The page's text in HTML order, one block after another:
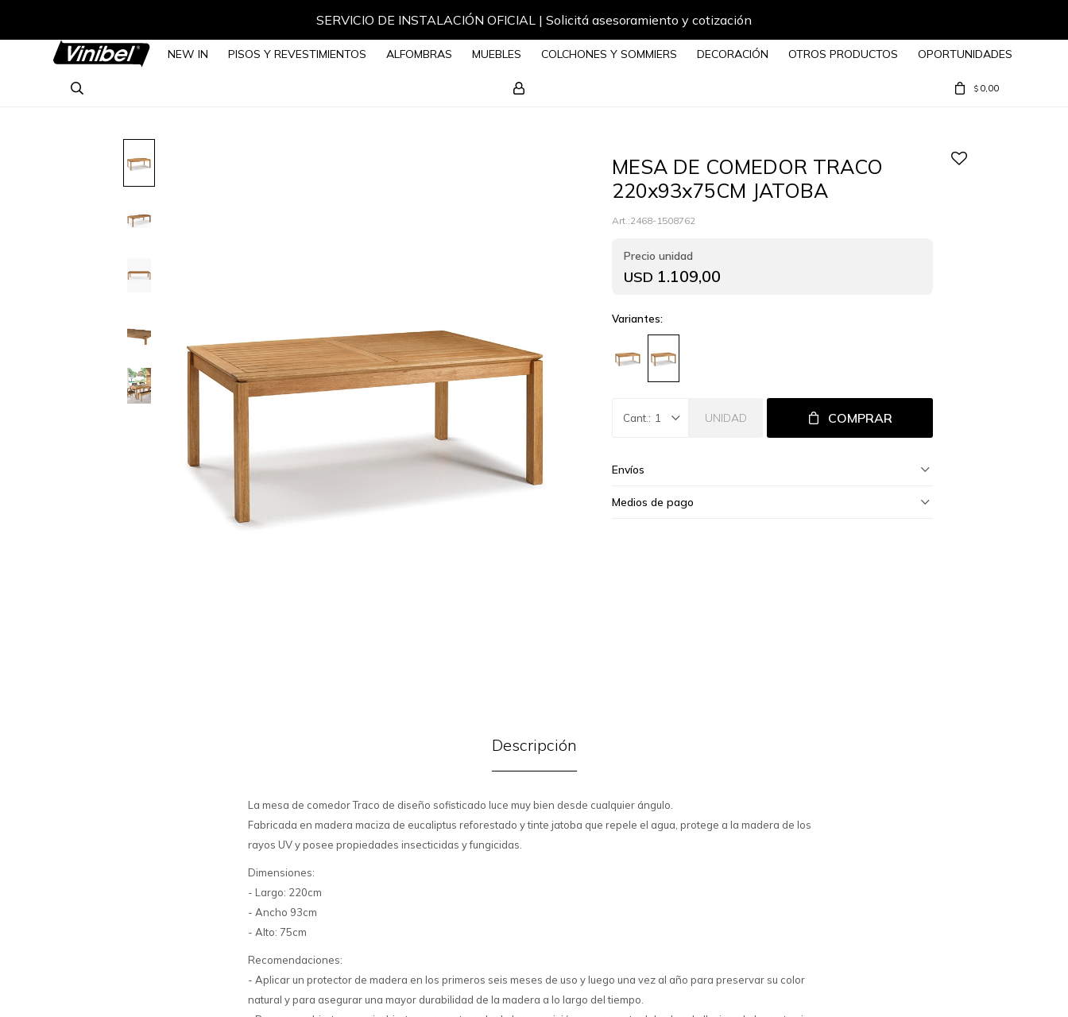
SERVICIO DE INSTALACIÓN OFICIAL | Solicitá asesoramiento y cotización
NEW IN PISOS Y REVESTIMIENTOS ALFOMBRAS MUEBLES COLCHONES Y SOMMIERS DECORACIÓN OTROS PRODUCTOS OPORTUNIDADES
$ 0,00
MESA DE COMEDOR TRACO
220x93x75CM JATOBA
2468-1508762
USD 1.109,00
Variantes:
1 UNIDAD COMPRAR
Envíos
Medios de pago
Descripción
La mesa de comedor Traco de diseño sofisticado luce muy bien desde cualquier ángulo.
Fabricada en madera maciza de eucaliptus reforestado y tinte jatoba que repele el agua, protege a la madera de los
rayos UV y posee propiedades insecticidas y fungicidas.
Dimensiones:
- Largo: 220cm
- Ancho 93cm
- Alto: 75cm
Recomendaciones:
- Aplicar un protector de madera en los primeros seis meses de uso y luego una vez al año para preservar su color
natural y para asegurar una mayor durabilidad de la madera a lo largo del tiempo.